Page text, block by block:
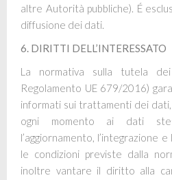
altre Autorità pubbliche). É
diffusione dei dati.
6. DIRITTI DELL’INTERESSATO
La normativa sulla tutela
Regolamento UE 679/2016)
informati sui trattamenti dei
ogni momento ai dati
l’aggiornamento, l’integrazione
le condizioni previste dalla
inoltre vantare il diritto alla